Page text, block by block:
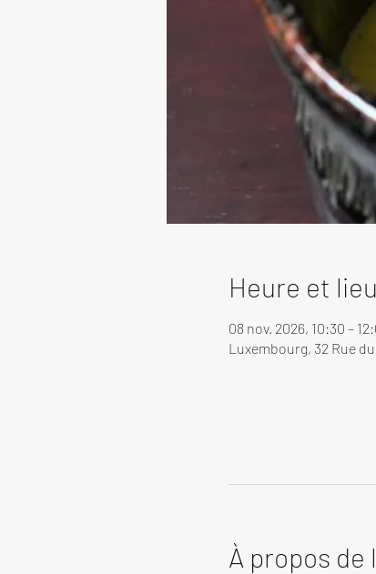
Heure et lieu
08 nov. 2026, 10:30 –
Luxembourg, 32 Rue
À propos